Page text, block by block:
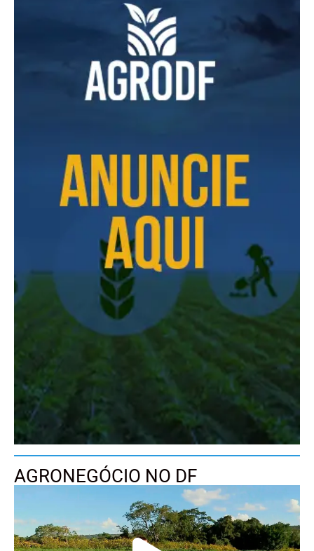
AGRONEGÓCIO NO DF